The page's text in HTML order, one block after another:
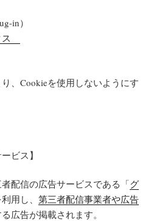
in）
ス
、Cookieを使用しないようにす
ビス】
配信の広告サービスである「グ
用し、 第三者配信事業者や広告
広告が掲載されます。